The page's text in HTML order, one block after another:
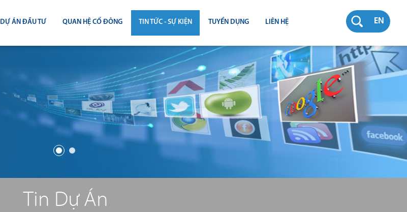
EN
DỰ ÁN ĐẦU TƯ QUAN HỆ CỔ ĐÔNG
ĐẠI HỘI ĐỒNG CỔ ĐÔNG
BÁO CÁO THƯỜNG NIÊN
BÁO CÁO TÀI CHÍNH
ĐIỀU LỆ - QUY CHẾ - BẢN CÁO BẠCH
TIN TỨC - SỰ KIỆN
TIN THỊ TRƯỜNG
TIN DỰ ÁN
TIN CÔNG TY
TUYỂN DỤNG LIÊN HỆ
Tin Dự Án